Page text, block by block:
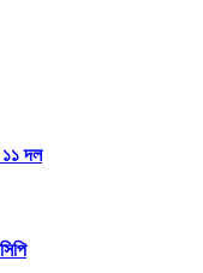
১১ দল